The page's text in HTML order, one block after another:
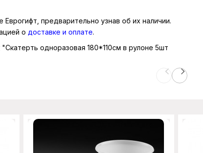
предварительно узнав об их наличии.
о доставке и оплате.
одноразовая 180*110см в рулоне 5шт